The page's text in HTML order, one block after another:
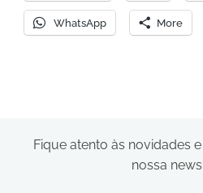
WhatsApp More
Fique atento às novidades
nossa